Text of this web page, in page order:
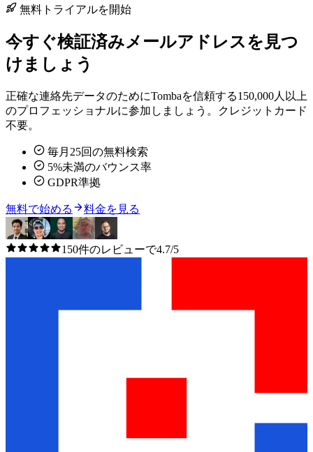
無料トライアルを開始
今すぐ検証済みメールアドレスを見つ
けましょう
正確な連絡先データのためにTombaを信頼する150,000人以上
のプロフェッショナルに参加しましょう。クレジットカード
不要。
毎月25回の無料検索
5%未満のバウンス率
GDPR準拠
無料で始める 料金を見る
150件のレビューで4.7/5